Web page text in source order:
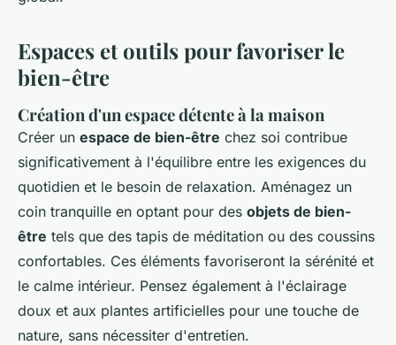
Espaces et outils pour favoriser le
bien-être
Création d'un espace détente à la maison
Créer un espace de bien-être chez soi contribue
significativement à l'équilibre entre les exigences du
quotidien et le besoin de relaxation. Aménagez un
coin tranquille en optant pour des objets de bien-
être tels que des tapis de méditation ou des coussins
confortables. Ces éléments favoriseront la sérénité et
le calme intérieur. Pensez également à l'éclairage
doux et aux plantes artificielles pour une touche de
nature, sans nécessiter d'entretien.